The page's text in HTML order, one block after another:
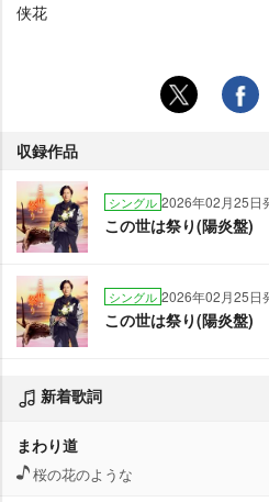
侠花
収録作品
シングル 2026年02月25日
この世は祭り(陽炎盤)
シングル 2026年02月25日
この世は祭り(陽炎盤)
新着歌詞
まわり道
桜の花のような